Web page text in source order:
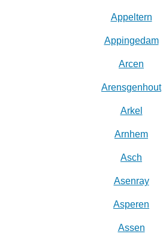
Appeltern
Appingedam
Arcen
Arensgenhout
Arkel
Arnhem
Asch
Asenray
Asperen
Assen